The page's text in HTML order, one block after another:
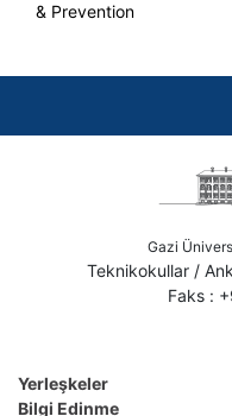
& Prevention
Gazi
Teknikokullar /
Faks :
Yerleşkeler
Bilgi Edinme